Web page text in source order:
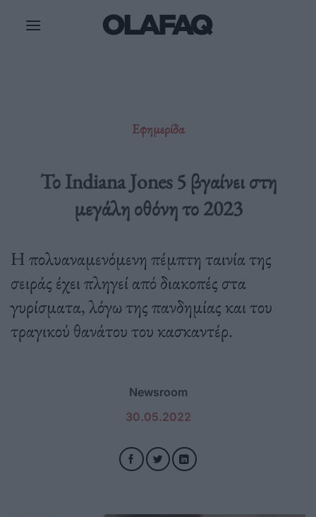
Εφημερίδα
Το Indiana Jones 5 βγαίνει στη
μεγάλη οθόνη το 2023
Η πολυαναμενόμενη πέμπτη ταινία της
σειράς έχει πληγεί από διακοπές στα
γυρίσματα, λόγω της πανδημίας και του
τραγικού θανάτου του κασκαντέρ.
Newsroom
30.05.2022